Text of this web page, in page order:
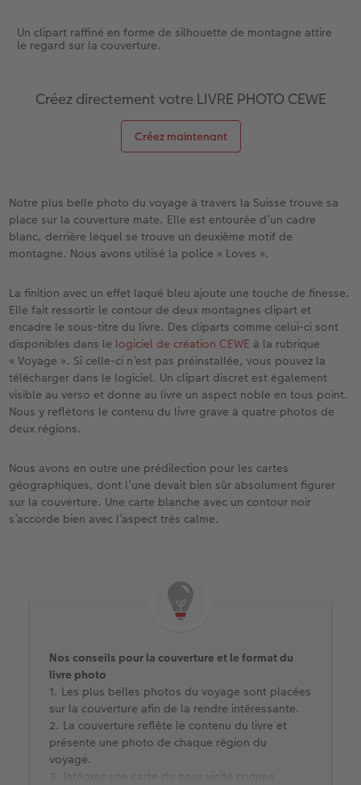
Un clipart raffiné en forme de silhouette de montagne attire
le regard sur la couverture.
Créez directement votre LIVRE PHOTO CEWE
Créez maintenant
Notre plus belle photo du voyage à travers la Suisse trouve sa
place sur la couverture mate. Elle est entourée d’un cadre
blanc, derrière lequel se trouve un deuxième motif de
montagne. Nous avons utilisé la police « Loves ».
La finition avec un effet laqué bleu ajoute une touche de finesse.
Elle fait ressortir le contour de deux montagnes clipart et
encadre le sous-titre du livre. Des cliparts comme celui-ci sont
disponibles dans le logiciel de création CEWE à la rubrique
« Voyage ». Si celle-ci n’est pas préinstallée, vous pouvez la
télécharger dans le logiciel. Un clipart discret est également
visible au verso et donne au livre un aspect noble en tous point.
Nous y reflétons le contenu du livre grave à quatre photos de
deux régions.
Nous avons en outre une prédilection pour les cartes
géographiques, dont l’une devait bien sûr absolument figurer
sur la couverture. Une carte blanche avec un contour noir
s’accorde bien avec l’aspect très calme.
Nos conseils pour la couverture et le format du
livre photo
1. Les plus belles photos du voyage sont placées
sur la couverture afin de la rendre intéressante.
2. La couverture reflète le contenu du livre et
présente une photo de chaque région du
voyage.
3. Intégrez une carte du pays visité comme